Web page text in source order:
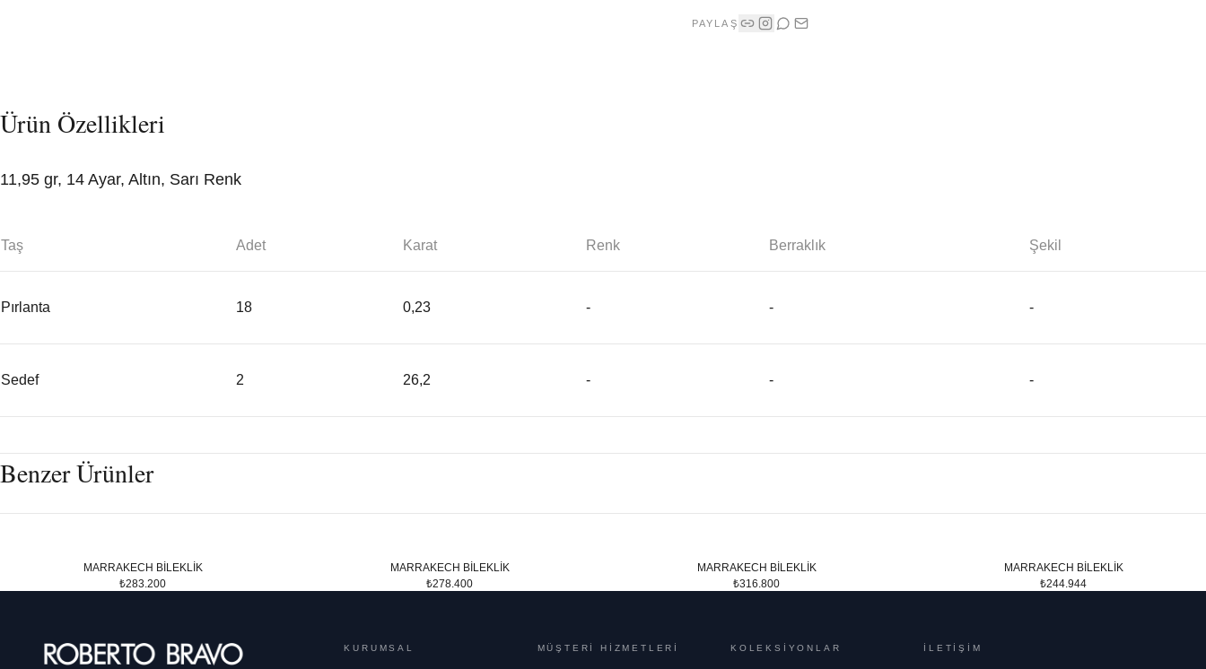
PAYLAŞ
Ürün Özellikleri
11,95 gr, 14 Ayar, Altın, Sarı Renk
Taş Adet Karat Renk Berraklık Şekil
Pırlanta 18 0,23 - - -
Sedef 2 26,2 - - -
Benzer Ürünler
MARRAKECH BİLEKLİK
₺283.200
MARRAKECH BİLEKLİK
₺278.400
MARRAKECH BİLEKLİK
₺316.800
MARRAKECH BİLEKLİK
₺244.944
KURUMSAL MÜŞTERİ HİZMETLERİ KOLEKSİYONLAR İLETİŞİM